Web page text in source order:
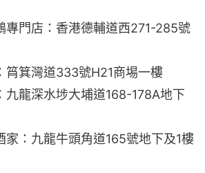
專門店：香港德輔道西271-285號
筲箕灣道333號H21商埸一樓
九龍深水埗大埔道168-178A地下
家：九龍牛頭角道165號地下及1樓